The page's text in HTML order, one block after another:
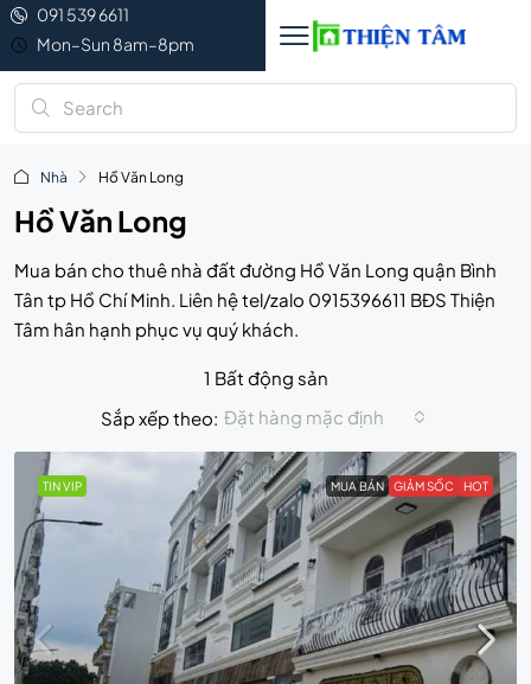
091 539 6611
Mon–Sun 8am–8pm
Nhà Hồ Văn Long
Hồ Văn Long
Mua bán cho thuê nhà đất đường Hồ Văn Long quận Bình
Tân tp Hồ Chí Minh. Liên hệ tel/zalo 0915396611 BĐS Thiện
Tâm hân hạnh phục vụ quý khách.
1 Bất động sản
Sắp xếp theo: Đặt hàng mặc định
TIN VIP MUA BÁN GIẢM SỐC HOT